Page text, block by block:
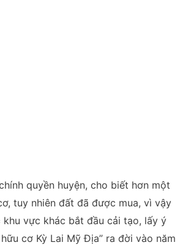
quyền huyện, cho biết hơn một
tuy nhiên đất đã được mua, vì vậy
vực khác bắt đầu cải tạo, lấy ý
cơ Kỳ Lai Mỹ Địa” ra đời vào năm